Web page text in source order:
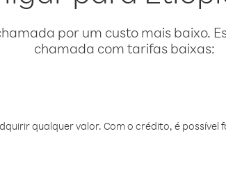
por um custo mais baixo.
chamada com tarifas baixas:
qualquer valor. Com o crédito, é